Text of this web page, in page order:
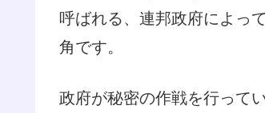
った湖であり空港に隣接し